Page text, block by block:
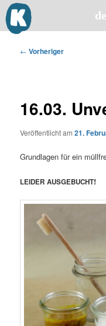
Zum
primärenBeitragsnavigation
← Vorheriger
16.03.
Veröffentlicht am21.
Grund­la­gen für ein
LEIDER AUSGEBUCHT!